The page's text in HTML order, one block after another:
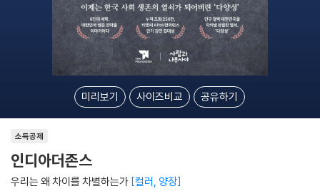
미리보기 사이즈비교 공유하기
소득공제
인디아더존스
우리는 왜 차이를 차별하는가 컬러, 양장